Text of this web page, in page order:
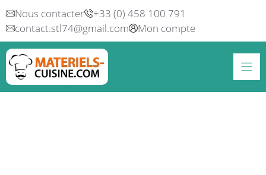
Aller
au
contenu
Nous contacter
+33 (0) 458 100 791
contact.stl74@gmail.com
Mon compte